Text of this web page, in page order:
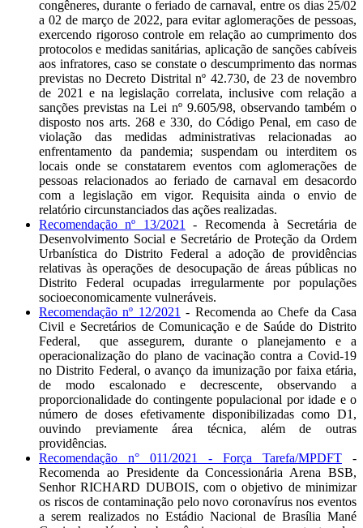
congêneres, durante o feriado de carnaval, entre os dias 25/02
a 02 de março de 2022, para evitar aglomerações de pessoas,
exercendo rigoroso controle em relação ao cumprimento dos
protocolos e medidas sanitárias, aplicação de sanções cabíveis
aos infratores, caso se constate o descumprimento das normas
previstas no Decreto Distrital nº 42.730, de 23 de novembro
de 2021 e na legislação correlata, inclusive com relação a
sanções previstas na Lei nº 9.605/98, observando também o
disposto nos arts. 268 e 330, do Código Penal, em caso de
violação das medidas administrativas relacionadas ao
enfrentamento da pandemia; suspendam ou interditem os
locais onde se constatarem eventos com aglomerações de
pessoas relacionados ao feriado de carnaval em desacordo
com a legislação em vigor. Requisita ainda o envio de
relatório circunstanciados das ações realizadas.
Recomendação nº 13/2021
- Recomenda à Secretária de
Desenvolvimento Social e Secretário de Proteção da Ordem
Urbanística do Distrito Federal a adoção de providências
relativas às operações de desocupação de áreas públicas no
Distrito Federal ocupadas irregularmente por populações
socioeconomicamente vulneráveis.
Recomendação nº 12/2021 - Recomenda ao Chefe da Casa
Civil e Secretários de Comunicação e de Saúde do Distrito
Federal, que assegurem, durante o planejamento e a
operacionalização do plano de vacinação contra a Covid-19
no Distrito Federal, o avanço da imunização por faixa etária,
de modo escalonado e decrescente, observando a
proporcionalidade do contingente populacional por idade e o
número de doses efetivamente disponibilizadas como D1,
ouvindo previamente área técnica, além de outras
providências.
Recomendação n° 011/2021 - Força Tarefa/MPDFT -
Recomenda ao Presidente da Concessionária Arena BSB,
Senhor RICHARD DUBOIS, com o objetivo de minimizar
os riscos de contaminação pelo novo coronavírus nos eventos
a serem realizados no Estádio Nacional de Brasília Mané